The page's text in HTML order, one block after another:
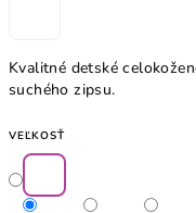
Kvalitné detské
suchého zipsu.
VEĽKOSŤ